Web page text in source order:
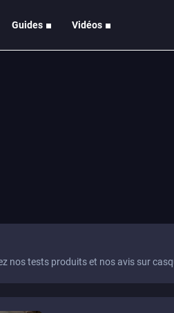
Guides Vidéos
nos tests produits et nos avis sur